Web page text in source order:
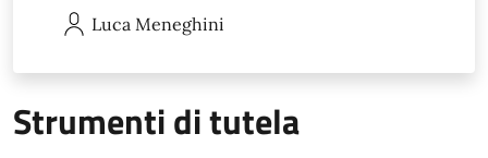
Luca Meneghini
Strumenti di tutela